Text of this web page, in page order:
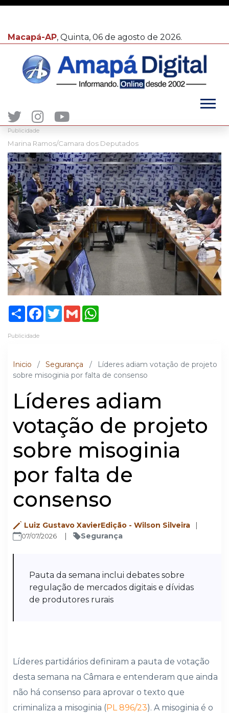
Macapá-AP, Quinta, 06 de agosto de 2026.
Publicidade
Marina Ramos/Camara dos Deputados
ShareFacebook
TwitterGmail
Publicidade
Inicio / Segurança /
Líderes adiam votação de projeto
sobre misoginia por falta de consenso
Líderes adiam
votação de projeto
sobre misoginia
por falta de
consenso
Luiz Gustavo XavierEdição - Wilson Silveira
07/07/2026 Segurança
Pauta da semana inclui debates sobre
regulação de mercados digitais e dívidas
de produtores rurais
Líderes partidários definiram a pauta de votação
desta semana na Câmara e entenderam que ainda
não há consenso para aprovar o texto que
criminaliza a misoginia (PL 896/23). A misoginia é o